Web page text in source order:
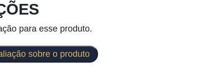
para esse produto.
sobre o produto